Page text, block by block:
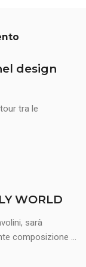
design
tra le
WORLD
sarà
composizione ...